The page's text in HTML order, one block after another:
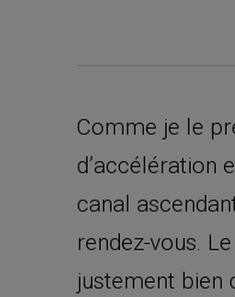
Comme je le
d’accélération
canal
rendez-vous.
justement bien